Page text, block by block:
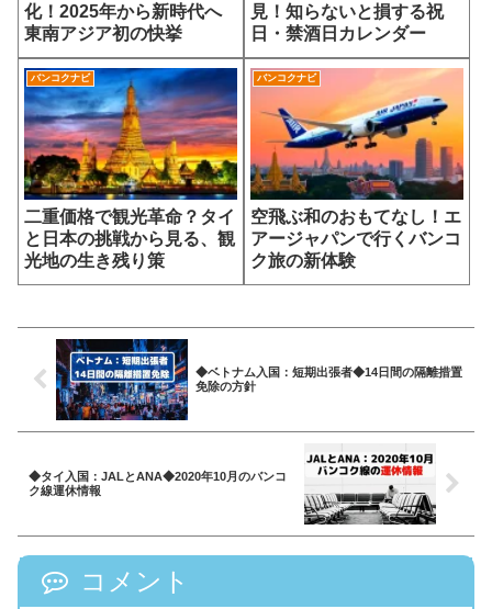
化！2025年から新時代へ
東南アジア初の快挙
見！知らないと損する祝
日・禁酒日カレンダー
バンコクナビ
二重価格で観光革命？タイ
と日本の挑戦から見る、観
光地の生き残り策
バンコクナビ
空飛ぶ和のおもてなし！エ
アージャパンで行くバンコ
ク旅の新体験
◆ベトナム入国：短期出張者◆14日間の隔離措置
免除の方針
◆タイ入国：JALとANA◆2020年10月のバンコ
ク線運休情報
コメント